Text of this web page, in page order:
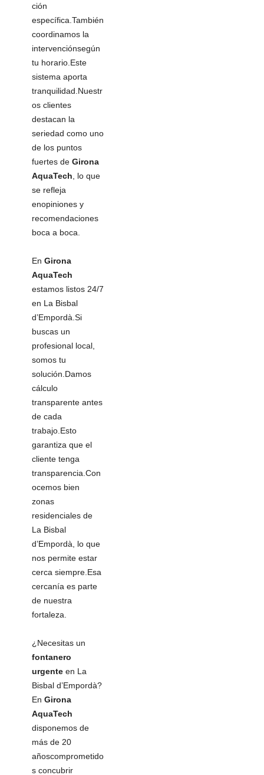
ción
específica.También
coordinamos la
intervenciónsegún
tu horario.Este
sistema aporta
tranquilidad.Nuestr
os clientes
destacan la
seriedad como uno
de los puntos
fuertes de Girona
AquaTech, lo que
se refleja
enopiniones y
recomendaciones
boca a boca.
En Girona
AquaTech
estamos listos 24/7
en La Bisbal
d’Empordà.Si
buscas un
profesional local,
somos tu
solución.Damos
cálculo
transparente antes
de cada
trabajo.Esto
garantiza que el
cliente tenga
transparencia.Con
ocemos bien
zonas
residenciales de
La Bisbal
d’Empordà, lo que
nos permite estar
cerca siempre.Esa
cercanía es parte
de nuestra
fortaleza.
¿Necesitas un
fontanero
urgente en La
Bisbal d’Empordà?
En Girona
AquaTech
disponemos de
más de 20
añoscomprometido
s concubrir